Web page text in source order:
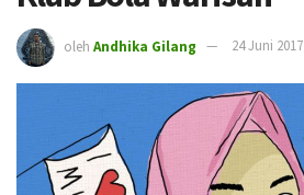
oleh Andhika Gilang 24 Juni 2017